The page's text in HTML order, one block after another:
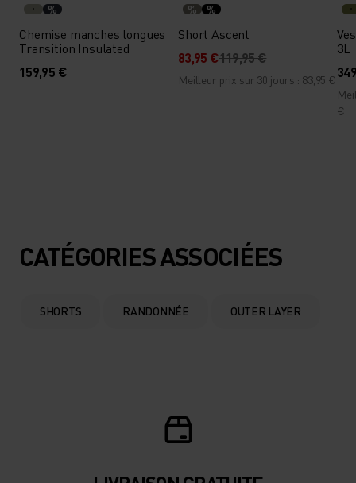
%
Chemise manches longues
Transition Insulated
159,95 €
% %
Short Ascent
83,95 €119,95 €
Meilleur prix sur 30 jours : 83,95 €
3L
€
CATÉGORIES ASSOCIÉES
SHORTS RANDONNÉE OUTER LAYER